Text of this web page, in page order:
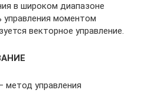
в широком диапазоне
моментом
векторное управление.
метод управления